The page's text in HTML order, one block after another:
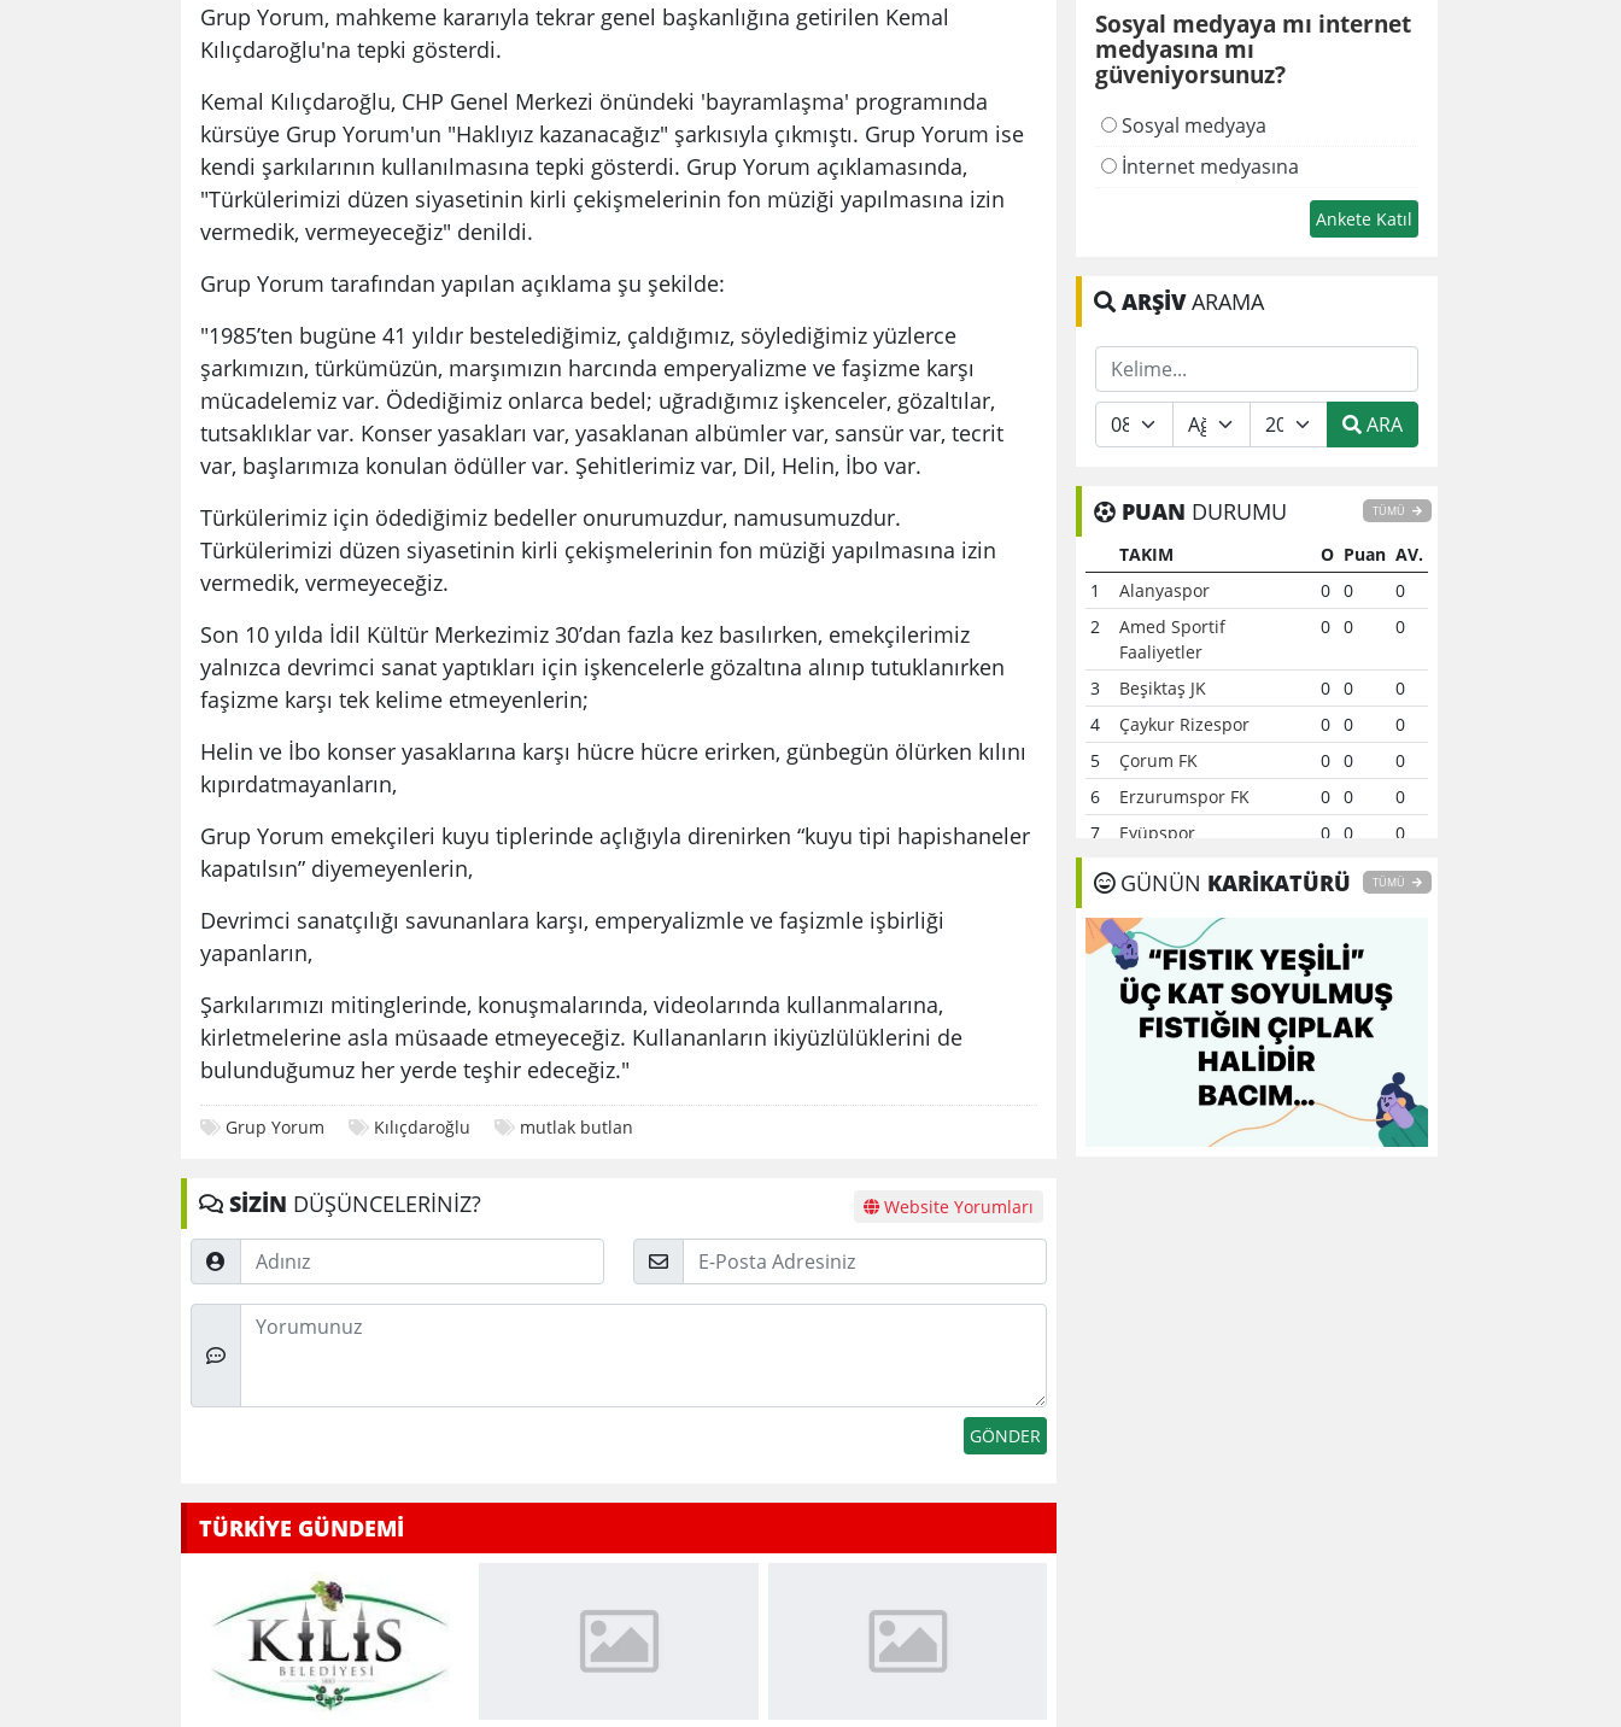
Grup Yorum, mahkeme kararıyla tekrar genel başkanlığına getirilen Kemal
Kılıçdaroğlu'na tepki gösterdi.
Kemal Kılıçdaroğlu, CHP Genel Merkezi önündeki 'bayramlaşma' programında
kürsüye Grup Yorum'un "Haklıyız kazanacağız" şarkısıyla çıkmıştı. Grup Yorum ise
kendi şarkılarının kullanılmasına tepki gösterdi. Grup Yorum açıklamasında,
"Türkülerimizi düzen siyasetinin kirli çekişmelerinin fon müziği yapılmasına izin
vermedik, vermeyeceğiz" denildi.
Grup Yorum tarafından yapılan açıklama şu şekilde:
"1985’ten bugüne 41 yıldır bestelediğimiz, çaldığımız, söylediğimiz yüzlerce
şarkımızın, türkümüzün, marşımızın harcında emperyalizme ve faşizme karşı
mücadelemiz var. Ödediğimiz onlarca bedel; uğradığımız işkenceler, gözaltılar,
tutsaklıklar var. Konser yasakları var, yasaklanan albümler var, sansür var, tecrit
var, başlarımıza konulan ödüller var. Şehitlerimiz var, Dil, Helin, İbo var.
Türkülerimiz için ödediğimiz bedeller onurumuzdur, namusumuzdur.
Türkülerimizi düzen siyasetinin kirli çekişmelerinin fon müziği yapılmasına izin
vermedik, vermeyeceğiz.
Son 10 yılda İdil Kültür Merkezimiz 30’dan fazla kez basılırken, emekçilerimiz
yalnızca devrimci sanat yaptıkları için işkencelerle gözaltına alınıp tutuklanırken
faşizme karşı tek kelime etmeyenlerin;
Helin ve İbo konser yasaklarına karşı hücre hücre erirken, günbegün ölürken kılını
kıpırdatmayanların,
Grup Yorum emekçileri kuyu tiplerinde açlığıyla direnirken “kuyu tipi hapishaneler
kapatılsın” diyemeyenlerin,
Devrimci sanatçılığı savunanlara karşı, emperyalizmle ve faşizmle işbirliği
yapanların,
Şarkılarımızı mitinglerinde, konuşmalarında, videolarında kullanmalarına,
kirletmelerine asla müsaade etmeyeceğiz. Kullananların ikiyüzlülüklerini de
bulunduğumuz her yerde teşhir edeceğiz."
Grup Yorum Kılıçdaroğlu mutlak butlan
SİZİN DÜŞÜNCELERİNİZ? Website Yorumları
Adınız
Posta
Düşünceleriniz
TÜRKİYE GÜNDEMİ
Sosyal medyaya mı internet
medyasına mı
güveniyorsunuz?
Sosyal medyaya
İnternet medyasına
ARŞİVARAMA
ARA
PUAN DURUMU TÜMÜ
TAKIM O Puan AV.
1
Alanyaspor 0 0
0
2
Amed Sportif
Faaliyetler
0 0 0
3 Beşiktaş JK 0 0
0
4
Çaykur Rizespor 0 0
0
5
Çorum FK 0 0
0
6
Erzurumspor FK 0 0
0
7
Eyüpspor 0 0
0
8
Fenerbahçe 0
0
10 Gaziantep FK 0 0
Gençlerbirliği 0 0
Göztepe 0 0
Başakşehir FK
Kasımpaşa
0
0
0
GÜNÜN KARİKATÜRÜ TÜMÜ